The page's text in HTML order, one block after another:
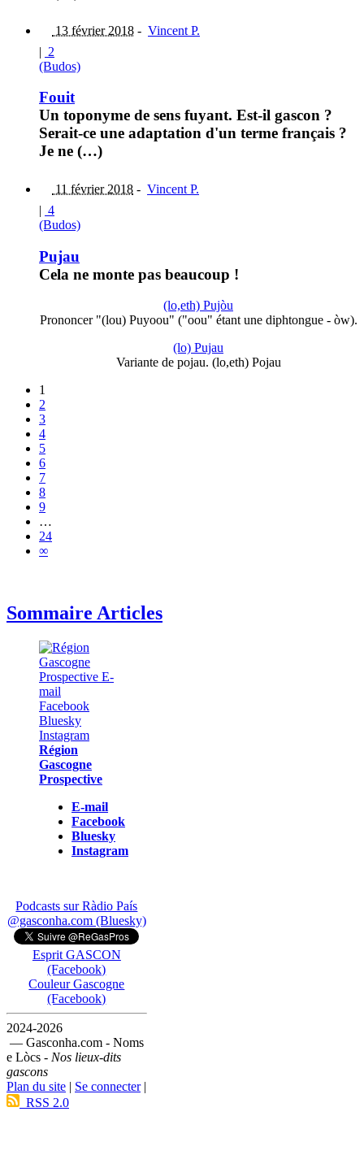
13 février 2018 - Vincent P.
| 2
(Budos)
Fouit
Un toponyme de sens fuyant. Est-il gascon ?
Serait-ce une adaptation d'un terme français ?
Je ne (…)
11 février 2018 - Vincent P.
| 4
(Budos)
Pujau
Cela ne monte pas beaucoup !
(lo,eth) Pujòu
Prononcer "(lou) Puyoou" ("oou" étant une diphtongue - òw).
(lo) Pujau
Variante de pojau. (lo,eth) Pojau
1
2
3
4
5
6
7
8
9
…
24
∞
Sommaire Articles
Région
Gascogne
Prospective
E-mail
Facebook
Bluesky
Instagram
Podcasts sur Ràdio País
@gasconha.com (Bluesky)
Esprit GASCON
(Facebook)
Couleur Gascogne
(Facebook)
2024-2026
— Gasconha.com - Noms
e Lòcs - Nos lieux-dits
gascons
Plan du site | Se connecter|
RSS 2.0